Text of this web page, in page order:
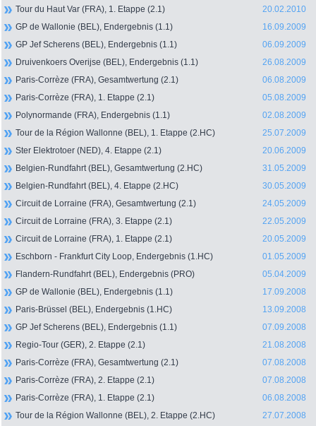
Tour du Haut Var (FRA), 1. Etappe (2.1)
20.02.2010
GP de Wallonie (BEL), Endergebnis (1.1)
16.09.2009
GP Jef Scherens (BEL), Endergebnis (1.1)
06.09.2009
Druivenkoers Overijse (BEL), Endergebnis (1.1)
26.08.2009
Paris-Corrèze (FRA), Gesamtwertung (2.1)
06.08.2009
Paris-Corrèze (FRA), 1. Etappe (2.1)
05.08.2009
Polynormande (FRA), Endergebnis (1.1)
02.08.2009
Tour de la Région Wallonne (BEL), 1. Etappe (2.HC)
25.07.2009
Ster Elektrotoer (NED), 4. Etappe (2.1)
20.06.2009
Belgien-Rundfahrt (BEL), Gesamtwertung (2.HC)
31.05.2009
Belgien-Rundfahrt (BEL), 4. Etappe (2.HC)
30.05.2009
Circuit de Lorraine (FRA), Gesamtwertung (2.1)
24.05.2009
Circuit de Lorraine (FRA), 3. Etappe (2.1)
22.05.2009
Circuit de Lorraine (FRA), 1. Etappe (2.1)
20.05.2009
Eschborn - Frankfurt City Loop, Endergebnis (1.HC)
01.05.2009
Flandern-Rundfahrt (BEL), Endergebnis (PRO)
05.04.2009
GP de Wallonie (BEL), Endergebnis (1.1)
17.09.2008
Paris-Brüssel (BEL), Endergebnis (1.HC)
13.09.2008
GP Jef Scherens (BEL), Endergebnis (1.1)
07.09.2008
Regio-Tour (GER), 2. Etappe (2.1)
21.08.2008
Paris-Corrèze (FRA), Gesamtwertung (2.1)
07.08.2008
Paris-Corrèze (FRA), 2. Etappe (2.1)
07.08.2008
Paris-Corrèze (FRA), 1. Etappe (2.1)
06.08.2008
Tour de la Région Wallonne (BEL), 2. Etappe (2.HC)
27.07.2008